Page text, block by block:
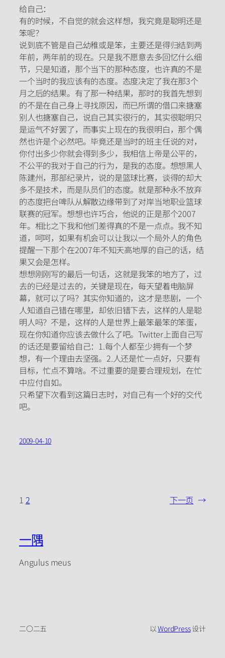
给自己：
有的时候，不自觉的就会这样想，我究竟是聪明还是
笨呢？
说到底不管是自己幼稚或是笨，主要还是得归结到两
年前，两年前的现在。只是我不愿意去多回忆什么细
节，只是知道，那个当下的那种态度，也许真的不是
一个当时的我应该有的态度。态度决定了我在那3个
月之后的结果。有了那一种结果，那时的我首先想到
的不是在自己身上寻找原因，而已所谓的借口来搪塞
别人也搪塞自己，说自己其实很行的，其实很聪明只
是运气不好罢了，而事实上现在的我很明白，那个偶
然也许是个必然吧。毕竟还是当时的班主任说的对，
你付出多少你就会得到多少，我相信上帝是公平的，
不公平的我对于自己的行为，是我的态度。想想黑人
陈建州，那部纪录片，说的是篮球比赛，谈得的却大
多不是技术，而是队员们的态度。就是那种永不放弃
的态度把台啤队从解散边缘带到了对岸当地职业篮球
联赛的冠军。想想也许巧合，他说的正是那个2007
年。相比之下我和他们差得真的不是一点点。我不知
道，呵呵，如果有机会可以让我以一个局外人的角色
提醒一下那个在2007年不知天高地厚的自己的话，结
果又会是怎样。
想想刚刚写的最后一句话，这就是我笨的地方了，过
去的已经是过去的，关键是现在，每天望着电脑屏
幕，就可以了吗？其实你知道的，这才是悲剧，一个
人知道自己错在哪里，却依旧错下去，这样的人是聪
明人吗？不是，这样的人是世界上最笨最笨的笨蛋，
现在你知道你应该去做什么了吧。Twitter上面自己写
的话还是要留给自己：1.每个人都至少拥有一个梦
想，有一个理由去坚强。2.人还是忙一点好，只要有
目标，忙点不算啥。不过重要的是要合理规划，在忙
中应付自如。
只希望下次看到这篇日志时，对自己有一个好的交代
吧。
2009-04-10
1 2 下一页 →
一隅
Angulus meus
二〇二五 以WordPress设计